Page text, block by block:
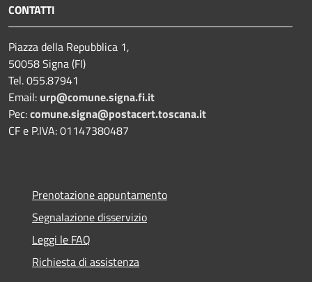
CONTATTI
Piazza della Repubblica 1,
50058 Signa (FI)
Tel. 055.87941
Email: urp@comune.signa.fi.it
Pec:comune.signa@postacert.toscana.it
CF e P.IVA: 01147380487
Prenotazione appuntamento
Segnalazione disservizio
Leggi le FAQ
Richiesta di assistenza